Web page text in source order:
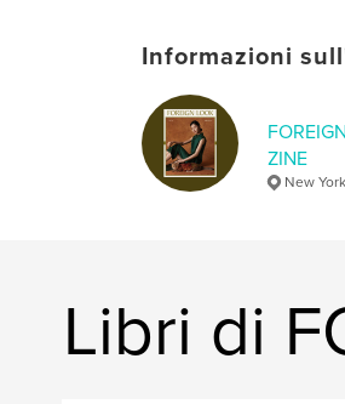
Informazioni
ZINE
New York
Libri di